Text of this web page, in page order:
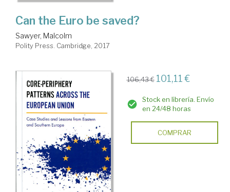
Can the Euro be saved?
Sawyer, Malcolm
Polity Press. Cambridge, 2017
106,43 € 101,11 €
Stock en librería. Envío
en 24/48 horas
COMPRAR